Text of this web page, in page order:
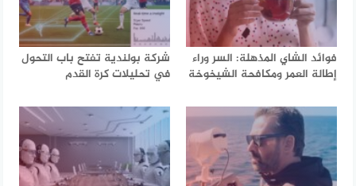
فوائد الشاي المذهلة: السر وراء
إطالة العمر ومكافحة الشيخوخة
شركة بولندية تفتح باب التحول
في تحليلات كرة القدم